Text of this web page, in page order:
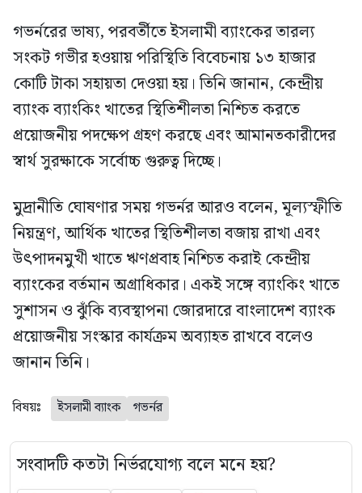
গভর্নরের ভাষ্য, পরবর্তীতে ইসলামী ব্যাংকের তারল্য
সংকট গভীর হওয়ায় পরিস্থিতি বিবেচনায় ১৩ হাজার
কোটি টাকা সহায়তা দেওয়া হয়। তিনি জানান, কেন্দ্রীয়
ব্যাংক ব্যাংকিং খাতের স্থিতিশীলতা নিশ্চিত করতে
প্রয়োজনীয় পদক্ষেপ গ্রহণ করছে এবং আমানতকারীদের
স্বার্থ সুরক্ষাকে সর্বোচ্চ গুরুত্ব দিচ্ছে।
মুদ্রানীতি ঘোষণার সময় গভর্নর আরও বলেন, মূল্যস্ফীতি
নিয়ন্ত্রণ, আর্থিক খাতের স্থিতিশীলতা বজায় রাখা এবং
উৎপাদনমুখী খাতে ঋণপ্রবাহ নিশ্চিত করাই কেন্দ্রীয়
ব্যাংকের বর্তমান অগ্রাধিকার। একই সঙ্গে ব্যাংকিং খাতে
সুশাসন ও ঝুঁকি ব্যবস্থাপনা জোরদারে বাংলাদেশ ব্যাংক
প্রয়োজনীয় সংস্কার কার্যক্রম অব্যাহত রাখবে বলেও
জানান তিনি।
বিষয়ঃ ইসলামী ব্যাংক গভর্নর
সংবাদটি কতটা নির্ভরযোগ্য বলে মনে হয়?